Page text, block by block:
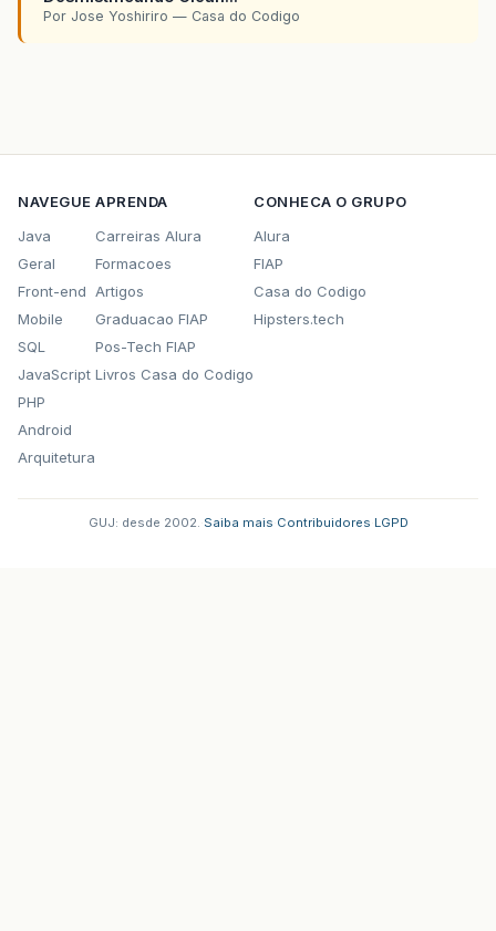
Por Jose Yoshiriro — Casa do Codigo
NAVEGUE
Java
Geral
Front-end
Mobile
SQL
JavaScript
PHP
Android
Arquitetura
APRENDA
Carreiras Alura
Formacoes
Artigos
Graduacao FIAP
Pos-Tech FIAP
Livros Casa do Codigo
CONHECA O GRUPO
Alura
FIAP
Casa do Codigo
Hipsters.tech
GUJ: desde 2002. Saiba mais Contribuidores LGPD